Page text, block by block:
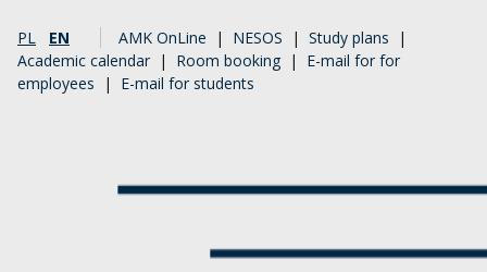
PL EN AMK OnLine | NESOS | Study plans |
Academic calendar | Room booking | E-mail for for
employees | E-mail for students